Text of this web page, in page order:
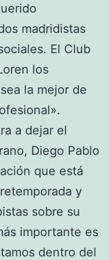
madridistas
El Club
los
la mejor de
a dejar el
Diego Pablo
que está
y
sobre su
importante es
dentro del